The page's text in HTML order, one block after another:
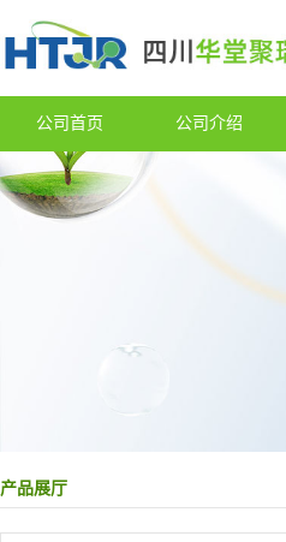
公司首页 公司介绍
产品展厅